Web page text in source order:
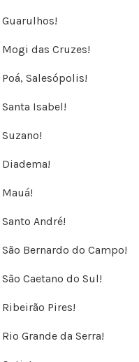
Guarulhos!
Mogi das Cruzes!
Poá, Salesópolis!
Santa Isabel!
Suzano!
Diadema!
Mauá!
Santo André!
São Bernardo do Campo!
São Caetano do Sul!
Ribeirão Pires!
Rio Grande da Serra!